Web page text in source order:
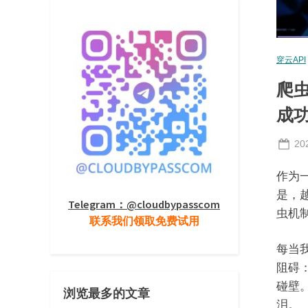
穿云API
爬
成
作为
是，
虫机
每当
阻碍
碰壁
泪。
Telegram：@cloudbypasscom
联系我们领取免费试用
浏览最多的文章